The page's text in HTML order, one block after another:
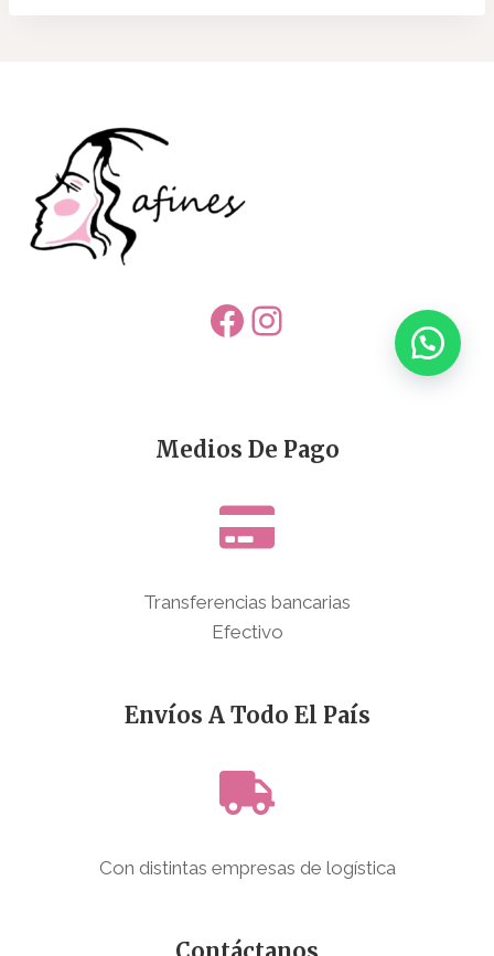
Facebook
Instagram
Medios De Pago
Transferencias bancarias
Efectivo
Envíos A Todo El País
Con distintas empresas de logística